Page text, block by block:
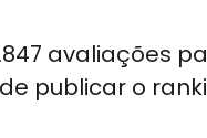
avaliações
publicar o